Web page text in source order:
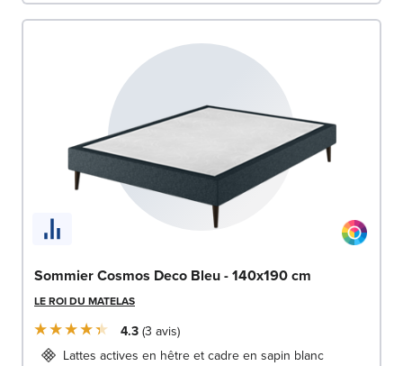
Sommier Cosmos Deco Bleu - 140x190 cm
LE ROI DU MATELAS
4.3 3 avis
Lattes actives en hêtre et cadre en sapin blanc